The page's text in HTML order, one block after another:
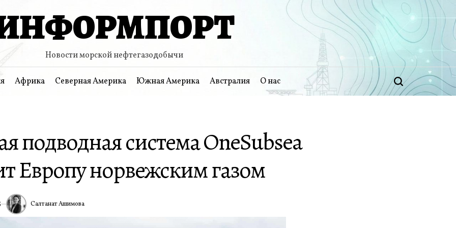
Новости морской нефтегазодобычи
Африка Северная Америка Южная Америка Австралия О нас Поиск
подводная система OneSubsea
Европу норвежским газом
ИА Салтанат Ашимова